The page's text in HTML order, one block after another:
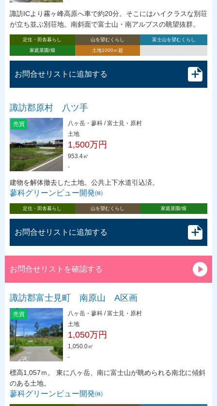
諏訪ICより霧ヶ峰高原へ車で約20分。そこにはハイクラスな別荘
が立ち並ぶ別荘地。南斜面で富士山・南アルプスの眺望抜群。
定住・田舎暮らし 山を望むくらし
富士山を望むくらし
家庭菜園/畑
土地1000㎡超
お問合せリストに追加する
諏訪郡原村 八ツ手
売買
八ヶ岳・蓼科 / 富士見・原村
土地
1,500万円
953.4㎡
-
建物を解体撤去した土地。公共上下水道引込済。
蓼科グリーンビュー開発㈱
定住・田舎暮らし 山を望むくらし 家庭菜園/畑
お問合せリストに追加する
お問合せリストを確認する
諏訪郡富士見町 南原山 A区画
売買
八ヶ岳・蓼科 / 富士見・原村
土地
1,050万円
1,050.0㎡
-
標高1,057ｍ。 東に八ヶ岳、南に富士山が眺められる南北に傾斜
のある土地。
蓼科グリーンビュー開発㈱